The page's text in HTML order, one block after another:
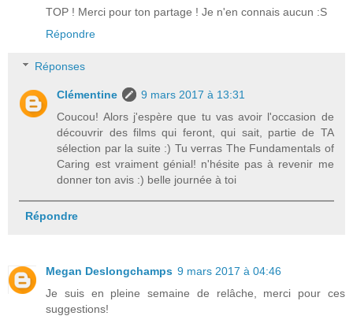
TOP ! Merci pour ton partage ! Je n'en connais aucun :S
Répondre
Réponses
Clémentine
9 mars 2017 à 13:31
Coucou! Alors j'espère que tu vas avoir l'occasion de
découvrir des films qui feront, qui sait, partie de TA
sélection par la suite :) Tu verras The Fundamentals of
Caring est vraiment génial! n'hésite pas à revenir me
donner ton avis :) belle journée à toi
Répondre
Megan Deslongchamps 9 mars 2017 à 04:46
Je suis en pleine semaine de relâche, merci pour ces
suggestions!